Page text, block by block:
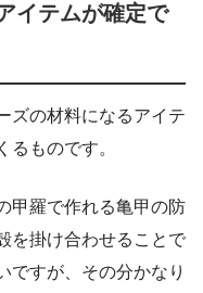
イテムが確定で
ズの材料になるアイテ
るものです。
甲羅で作れる亀甲の防
を掛け合わせることで
ですが、その分かなり